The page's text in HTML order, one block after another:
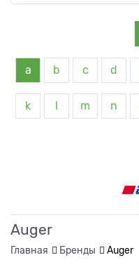
a b c d
k m n
Auger
Главная Бренды Auger